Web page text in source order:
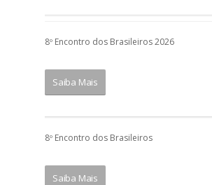
8º Encontro dos Brasileiros 2026
Saiba Mais
8º Encontro dos Brasileiros
Saiba Mais